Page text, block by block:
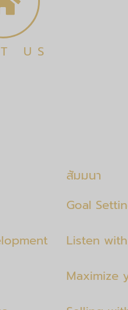
US
สัมมนา
Goal
Listen
Maximize